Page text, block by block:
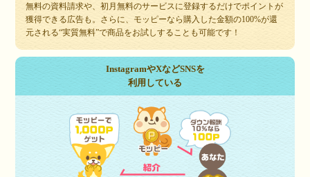
無料の資料請求や、初月無料のサービスに登録するだけでポイントが
獲得できる広告も。さらに、モッピーなら購入した金額の100%が還
元される“実質無料”で商品をお試しすることも可能です！
InstagramやXなどSNSを
利用している